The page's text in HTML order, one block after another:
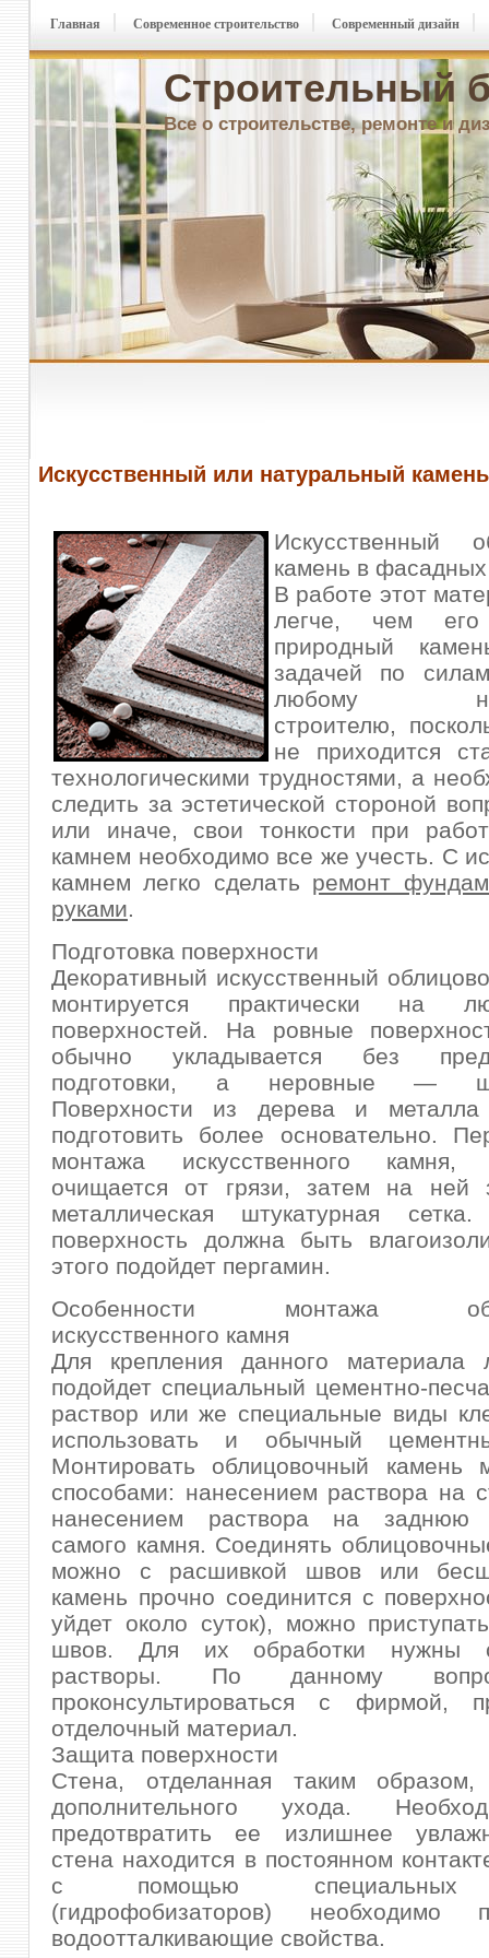
Строительный
Все о строительстве, ремонте и
Главная Современное строительство Современный дизайн
Искусственный или натуральный камень
Искусственный
камень в
В работе этот
легче, чем
природный
задачей по
любому
строителю,
не приходится
технологическими трудностями, а
следить за эстетической стороной
или иначе, свои тонкости при
камнем необходимо все же учесть. С
камнем легко сделать ремонт
руками.
Подготовка поверхности
Декоративный искусственный
монтируется практически на
поверхностей. На ровные
обычно укладывается без
подготовки, а неровные —
Поверхности из дерева и металла
подготовить более основательно.
монтажа искусственного камня,
очищается от грязи, затем на ней
металлическая штукатурная
поверхность должна быть
этого подойдет пергамин.
Особенности монтажа
искусственного камня
Для крепления данного материала
подойдет специальный цементно-
раствор или же специальные виды
использовать и обычный
Монтировать облицовочный камень
способами: нанесением раствора на
нанесением раствора на заднюю
самого камня. Соединять
можно с расшивкой швов или
камень прочно соединится с
уйдет около суток), можно
швов. Для их обработки нужны
растворы. По данному
проконсультироваться с фирмой,
отделочный материал.
Защита поверхности
Стена, отделанная таким
дополнительного ухода.
предотвратить ее излишнее
стена находится в постоянном
с помощью специальных
(гидрофобизаторов) необходимо
водоотталкивающие свойства.